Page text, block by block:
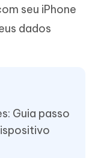
seu iPhone
dados
Guia passo